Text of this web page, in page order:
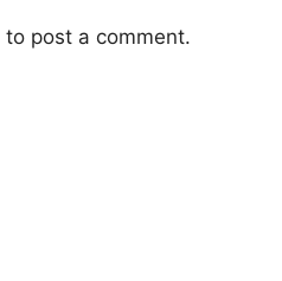
to post a comment.